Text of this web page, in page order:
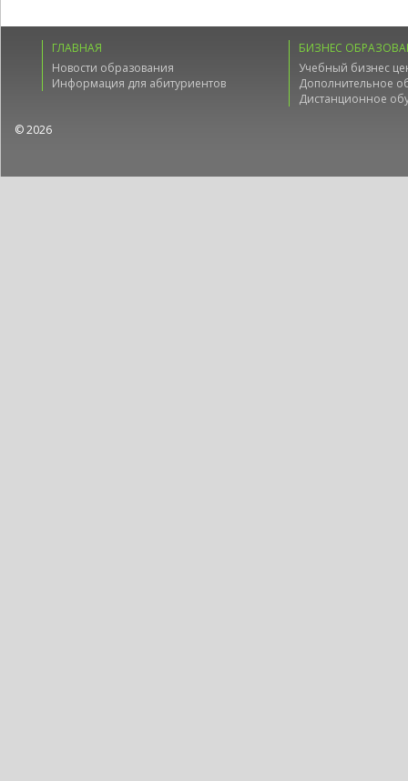
ГЛАВНАЯ
Новости образования
Информация для абитуриентов
БИЗНЕС
Учебный бизнес
Дополнительное
Дистанционное
© 2026